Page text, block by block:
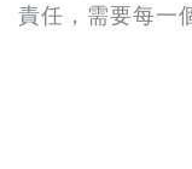
責任，需要每一